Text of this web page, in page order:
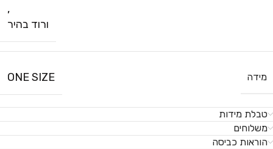
,
ורוד בהיר
מידה ONE SIZE
טבלת מידות
משלוחים
הוראות כביסה